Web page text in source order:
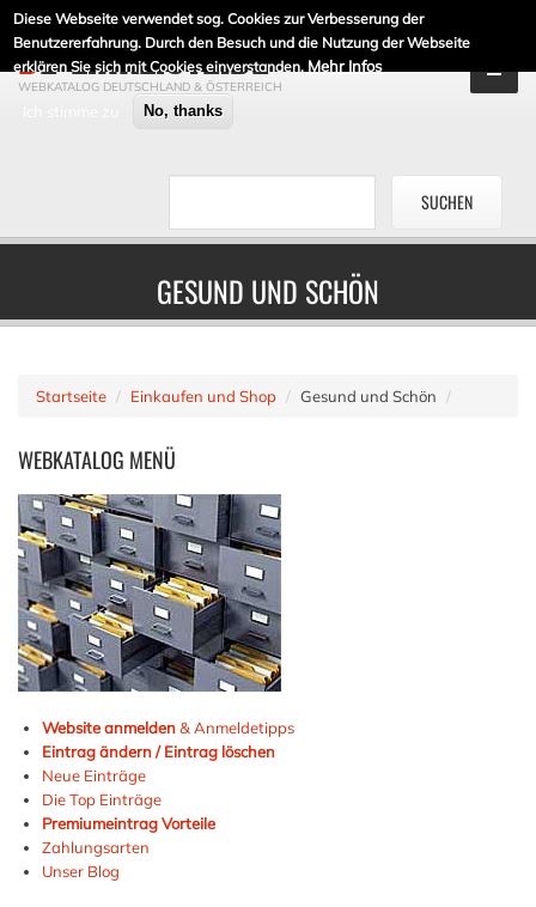
Diese Webseite verwendet sog. Cookies zur Verbesserung der
Benutzererfahrung. Durch den Besuch und die Nutzung der Webseite
erklären Sie sich mit Cookies einverstanden. Mehr Infos
No, thanks
DE-LINKLISTE.DE
WEBKATALOG DEUTSCHLAND & ÖSTERREICH
GESUND UND SCHÖN
Startseite Einkaufen und Shop Gesund und Schön
WEBKATALOG MENÜ
Website anmelden& Anmeldetipps
Eintrag ändern / Eintrag löschen
Neue Einträge
Die Top Einträge
Premiumeintrag Vorteile
Zahlungsarten
Unser Blog